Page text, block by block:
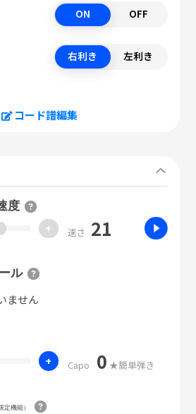
ON OFF
右利き 左利き
コード譜編集
度
+ 速さ 21
ル
ません
+ Capo 0 ★簡単弾き
定機能）